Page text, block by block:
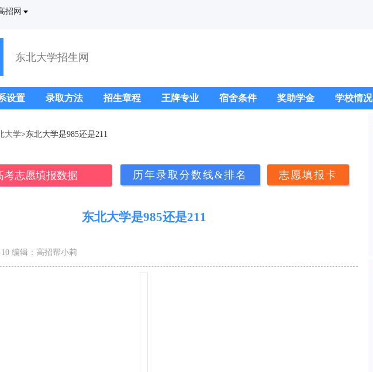
招网
东北大学招生网
设置 录取方法 招生章程 王牌专业 宿舍条件 奖助学金 学校情况
大学>东北大学是985还是211
考志愿填报数据 志愿填报卡
历年录取分数线&排名
东北大学是985还是211
编辑：高招帮小莉